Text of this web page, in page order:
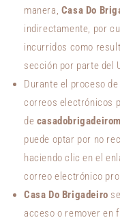
manera, Casa Do
indirectamente, por
incurridos como
sección por parte del
Durante el proceso
correos electrónicos
de
puede optar por no
haciendo clic en el
correo electrónico
Casa Do Brigadeiro
acceso o remover en